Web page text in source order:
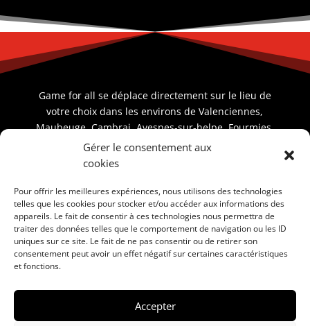
Gérer le consentement aux
cookies
Pour offrir les meilleures expériences, nous utilisons des technologies
telles que les cookies pour stocker et/ou accéder aux informations des
appareils. Le fait de consentir à ces technologies nous permettra de
traiter des données telles que le comportement de navigation ou les ID
uniques sur ce site. Le fait de ne pas consentir ou de retirer son
consentement peut avoir un effet négatif sur certaines caractéristiques
et fonctions.
Accepter
Game for all se déplace directement sur le lieu de
votre choix dans les environs de Valenciennes,
Maubeuge, Cambrai, Avesnes-sur-helpe, Fourmies.
Envoyer un message
 07/83/36/11/20
Mentions légales